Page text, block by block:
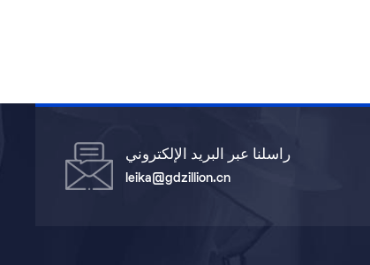
راسلنا عبر البريد الإلكتروني
leika@gdzillion.cn